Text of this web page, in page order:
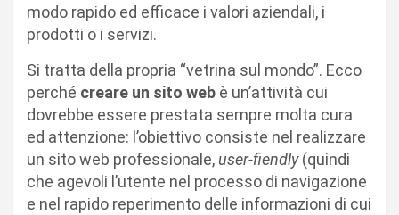
modo rapido ed efficace i valori aziendali, i
prodotti o i servizi.
Si tratta della propria “vetrina sul mondo”. Ecco
perché creare un sito web è un’attività cui
dovrebbe essere prestata sempre molta cura
ed attenzione: l’obiettivo consiste nel realizzare
un sito web professionale, user-fiendly(quindi
che agevoli l’utente nel processo di navigazione
e nel rapido reperimento delle informazioni di cui